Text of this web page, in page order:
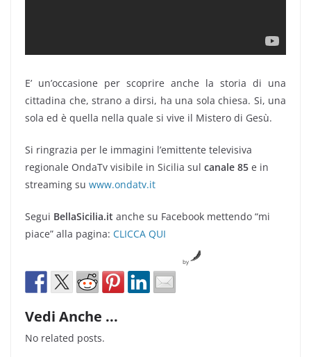
E’ un’occasione per scoprire anche la storia di una
cittadina che, strano a dirsi, ha una sola chiesa. Si, una
sola ed è quella nella quale si vive il Mistero di Gesù.
Si ringrazia per le immagini l’emittente televisiva
regionale OndaTv visibile in Sicilia sul canale 85 e in
streaming su www.ondatv.it
Segui BellaSicilia.it anche su Facebook mettendo “mi
piace” alla pagina: CLICCA QUI
by
Vedi Anche ...
No related posts.